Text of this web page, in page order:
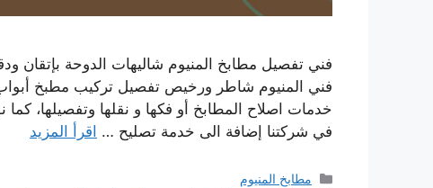
فني تفصيل مطابخ المنيوم شاليهات الدوحة بإتقان
فني المنيوم شاطر ورخيص تفصيل تركيب مطبخ
خدمات اصلاح المطابخ أو فكها و نقلها وتفصيلها،
في شركتنا إضافة الى خدمة تصليح … اقرأ المزيد
التصنيفات
مطابخ المنيوم